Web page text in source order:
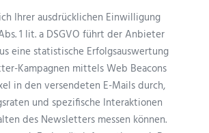
Ihrer ausdrücklichen Einwilligung
1 lit. a DSGVO führt der Anbieter
eine statistische Erfolgsauswertung
Kampagnen mittels Web Beacons
in den versendeten E-Mails durch,
und spezifische Interaktionen
des Newsletters messen können.